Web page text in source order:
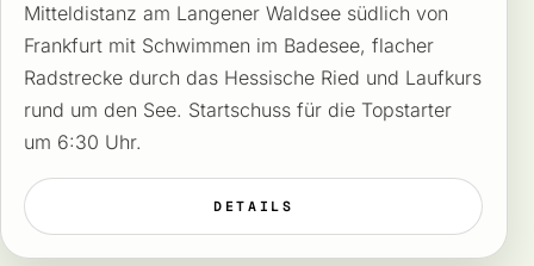
Mitteldistanz am Langener Waldsee südlich von
Frankfurt mit Schwimmen im Badesee, flacher
Radstrecke durch das Hessische Ried und Laufkurs
rund um den See. Startschuss für die Topstarter
um 6:30 Uhr.
DETAILS